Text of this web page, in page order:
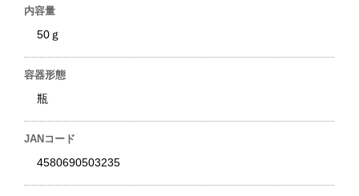
内容量
50ｇ
容器形態
瓶
JANコード
4580690503235